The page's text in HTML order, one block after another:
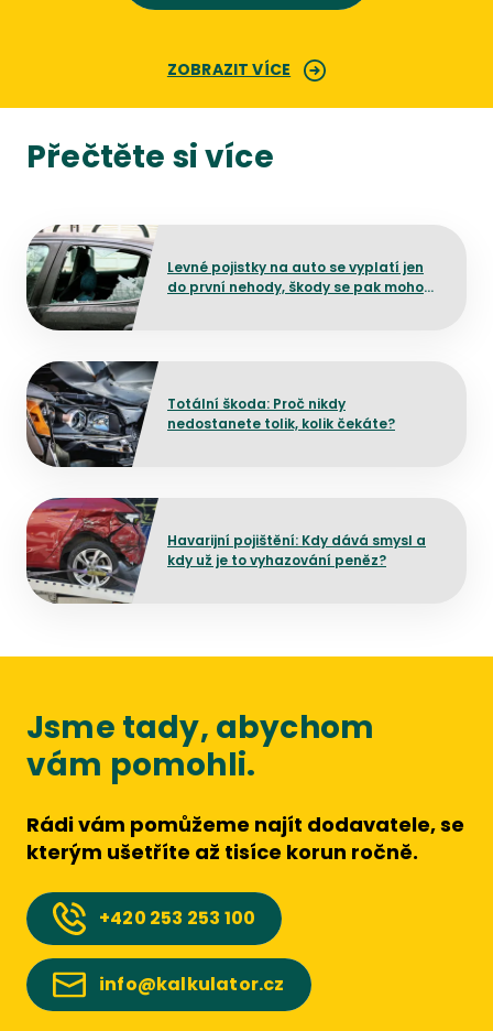
ZOBRAZIT VÍCE
Přečtěte si více
Levné pojistky na auto se vyplatí jen
do první nehody, škody se pak mohou
Přejít na detail článku
Totální škoda: Proč nikdy
nedostanete tolik, kolik čekáte?
Přejít na detail článku
Havarijní pojištění: Kdy dává smysl a
kdy už je to vyhazování peněz?
Přejít na detail článku
Jsme tady, abychom
vám pomohli.
Rádi vám pomůžeme najít dodavatele, se
kterým ušetříte až tisíce korun ročně.
+420 253 253 100
info@kalkulator.cz